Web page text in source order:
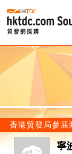
香港貿發局參展
寧